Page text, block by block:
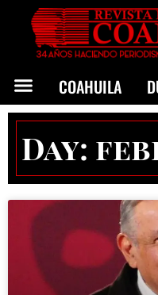
COAHUILA
Day: